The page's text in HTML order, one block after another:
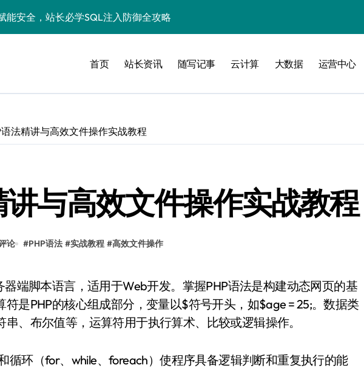
能安全，站长必学防注入核心策略
能，深度解码安全防注入实战秘籍
据新趋势
：站长资源全攻略
智能资源调配揭秘
习赋能安全策略，智防注入攻克后端性能瓶颈
首页 站长资讯 随写记事 云计算 大数据 运营中心
语法精讲与高效文件操作实战教程
讲与高效文件操作实战教程
论 #PHP语法 #实战教程 #高效文件操作
是PHP的核心组成部分，变量以$符号开头，如$age = 25;。数据类
、布尔值等，运算符用于执行算术、比较或逻辑操作。
循环（for、while、foreach）使程序具备逻辑判断和重复执行的能